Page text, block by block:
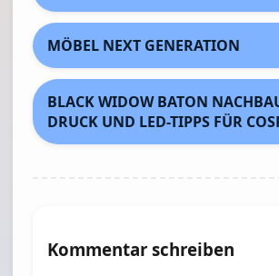
MÖBEL NEXT GENERATION
BLACK WIDOW BATON
DRUCK UND LED-TIPPS FÜR
Kommentar schreiben